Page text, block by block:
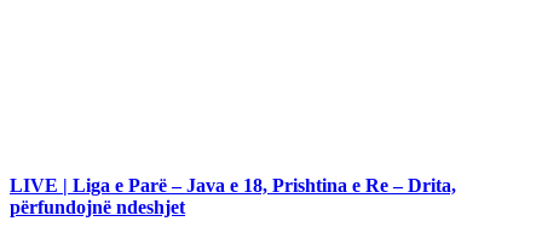
LIVE | Liga e Parë – Java e 18, Prishtina e Re – Drita,
përfundojnë ndeshjet